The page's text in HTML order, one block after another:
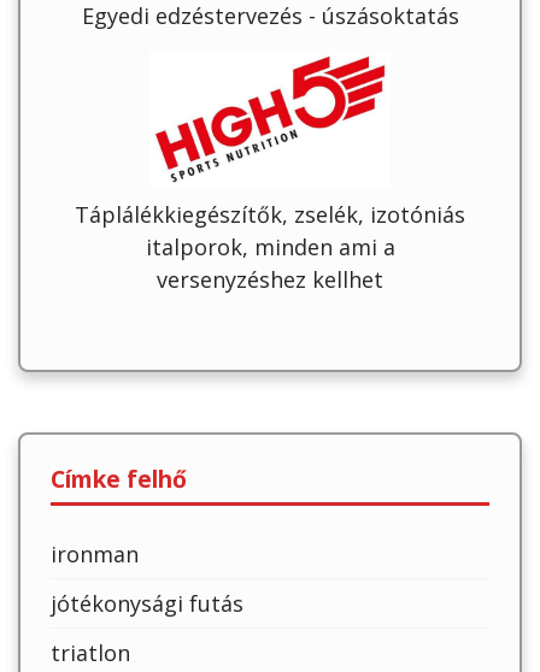
Egyedi edzéstervezés - úszásoktatás
Táplálékkiegészítők, zselék, izotóniás
italporok, minden ami a
versenyzéshez kellhet
Címke felhő
ironman
jótékonysági futás
triatlon